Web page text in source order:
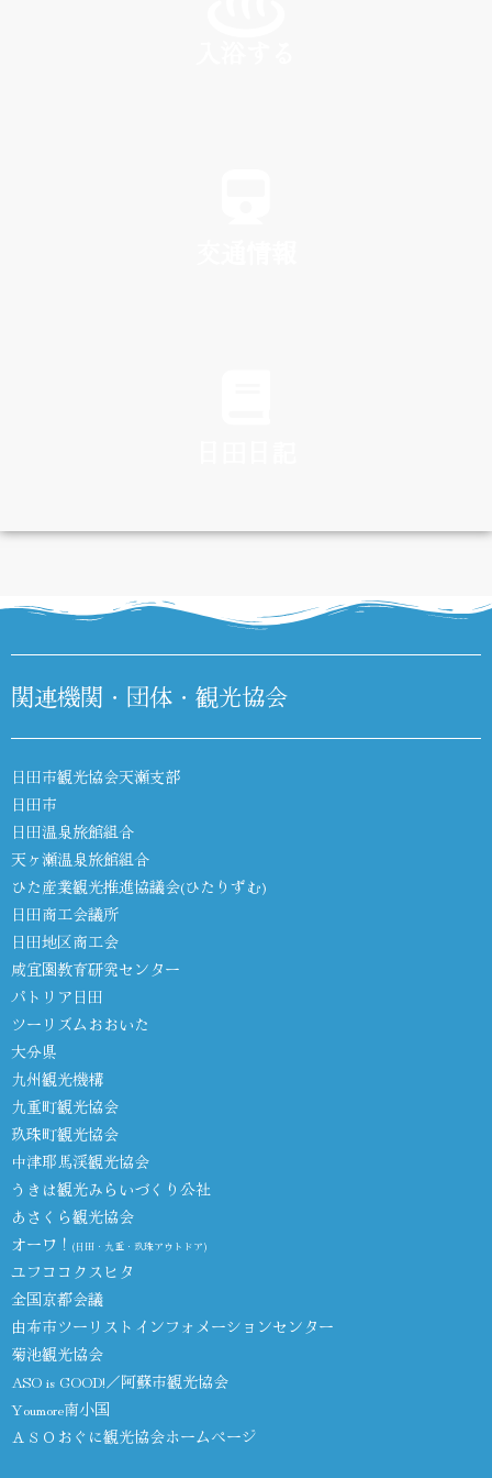
DIARY
関連機関・団体・観光協会
日田市観光協会天瀬支部
日田市
日田温泉旅館組合
天ヶ瀬温泉旅館組合
ひた産業観光推進協議会(ひたりずむ)
日田商工会議所
日田地区商工会
咸宜園教育研究センター
パトリア日田
ツーリズムおおいた
大分県
九州観光機構
九重町観光協会
玖珠町観光協会
中津耶馬渓観光協会
うきは観光みらいづくり公社
あさくら観光協会
オーワ！ (日田・九重・玖珠アウトドア)
ユフココクスヒタ
全国京都会議
由布市ツーリストインフォメーションセンター
菊池観光協会
ASO is GOOD!／阿蘇市観光協会
Youmore南小国
ＡＳＯおぐに観光協会ホームページ